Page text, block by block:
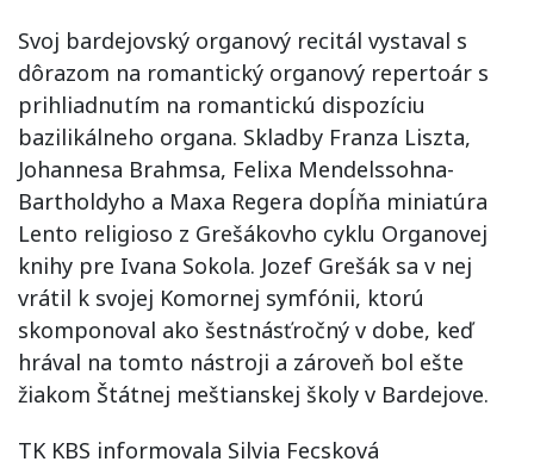
Svoj bardejovský organový recitál vystaval s
dôrazom na romantický organový repertoár s
prihliadnutím na romantickú dispozíciu
bazilikálneho organa. Skladby Franza Liszta,
Johannesa Brahmsa, Felixa Mendelssohna-
Bartholdyho a Maxa Regera dopĺňa miniatúra
Lento religioso z Grešákovho cyklu Organovej
knihy pre Ivana Sokola. Jozef Grešák sa v nej
vrátil k svojej Komornej symfónii, ktorú
skomponoval ako šestnásťročný v dobe, keď
hrával na tomto nástroji a zároveň bol ešte
žiakom Štátnej meštianskej školy v Bardejove.
TK KBS informovala Silvia Fecsková